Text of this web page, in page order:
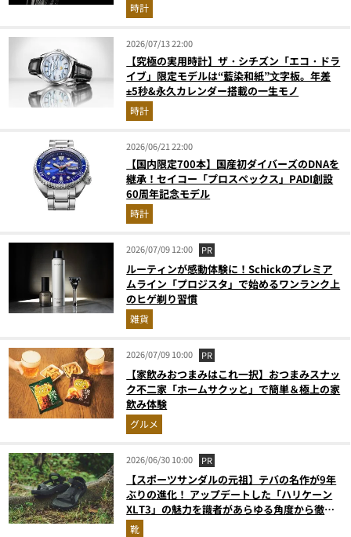
時計
2026/07/13 22:00
【究極の実用時計】ザ・シチズン「エコ・ドラ
イブ」限定モデルは“藍染和紙”⽂字板。年差
±5秒&永久カレンダー搭載の一生モノ
時計
2026/06/21 22:00
【国内限定700本】国産初ダイバーズのDNAを
継承！セイコー「プロスペックス」PADI創設
60周年記念モデル
時計
2026/07/09 12:00 PR
ルーティンが感動体験に！Schickのプレミア
ムライン「プロジスタ」で始めるワンランク上
のヒゲ剃り習慣
雑貨
2026/07/09 10:00 PR
【家飲みおつまみはこれ一択】おつまみスナッ
ク不二家「ホームサクッと」で簡単＆極上の家
飲み体験
グルメ
2026/06/30 10:00 PR
【スポーツサンダルの元祖】テバの名作が9年
ぶりの進化！ アップデートした「ハリケーン
XLT3」の魅力を識者があらゆる角度から徹底
解説！
靴